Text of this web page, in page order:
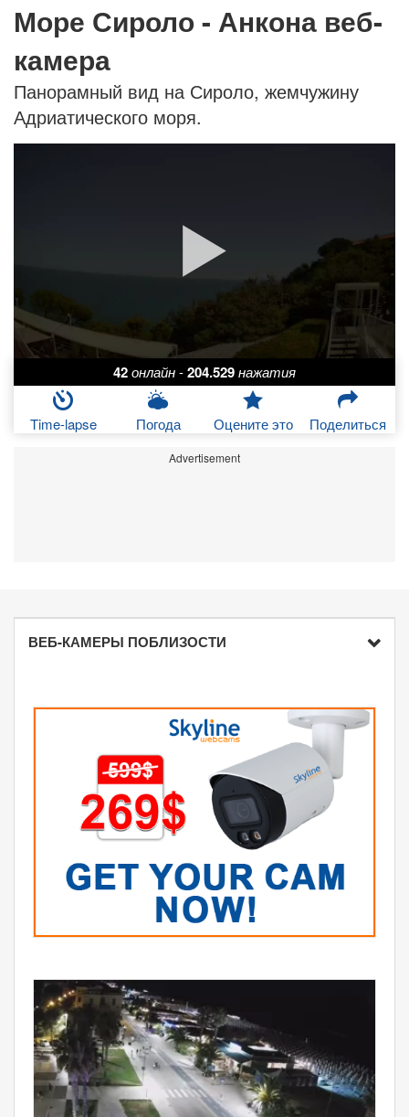
Море Сироло - Анкона веб-
камера
Панорамный вид на Сироло, жемчужину
Адриатического моря.
42онлайн-204.529нажатия
Time-lapse Погода Оцените это Поделиться
Advertisement
ВЕБ-КАМЕРЫ ПОБЛИЗОСТИ